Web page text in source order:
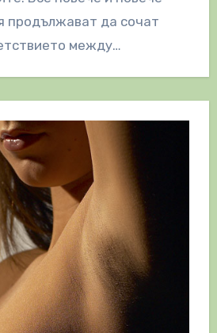
продължават да сочат
между…